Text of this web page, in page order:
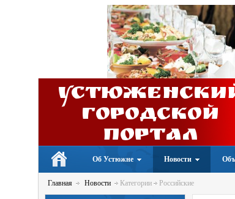
Городской
портал
Об Устюжне Новости
Главная Новости Категории Российские